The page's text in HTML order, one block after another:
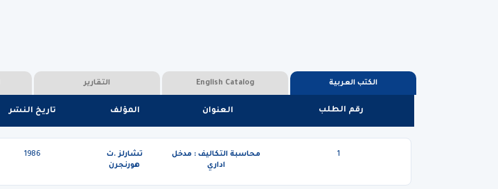
الكتب العربية English Catalog التقارير
رقم الطلب العنوان المؤلف تاريخ النشر
1
محاسبة التكاليف : مدخل
اداري
تشارلز .ت
هورنجرن
1986